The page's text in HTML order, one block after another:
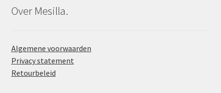
Over Mesilla.
Algemene voorwaarden
Privacy statement
Retourbeleid